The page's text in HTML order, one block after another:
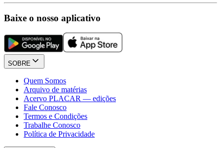
Baixe o nosso aplicativo
SOBRE
Quem Somos
Arquivo de matérias
Acervo PLACAR — edições
Fale Conosco
Termos e Condições
Trabalhe Conosco
Política de Privacidade